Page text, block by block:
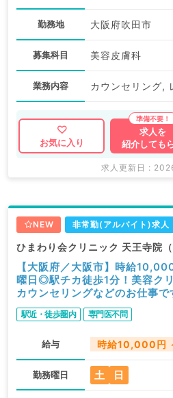
勤務地 大阪府吹田市
募集科目 美容皮膚科
業務内容 カウンセリング,
お気に入り
求人を
紹介しても
求人更新日 :
NEW 非常勤(アルバイト)求人
ひまわり会クリニック 天王寺院（
【大阪府／大阪市】時給
曜日◎駅チカ徒歩1分！美容ク
カウンセリングなどのお仕事
勤）
駅近・徒歩圏内 専門医不問
給与 時給10,000円
勤務曜日 土 日